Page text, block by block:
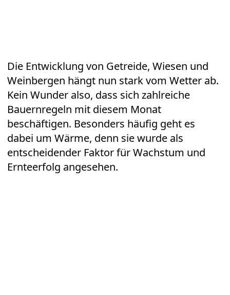
Die Entwicklung von Getreide, Wiesen und
Weinbergen hängt nun stark vom Wetter ab.
Kein Wunder also, dass sich zahlreiche
Bauernregeln mit diesem Monat
beschäftigen. Besonders häufig geht es
dabei um Wärme, denn sie wurde als
entscheidender Faktor für Wachstum und
Ernteerfolg angesehen.